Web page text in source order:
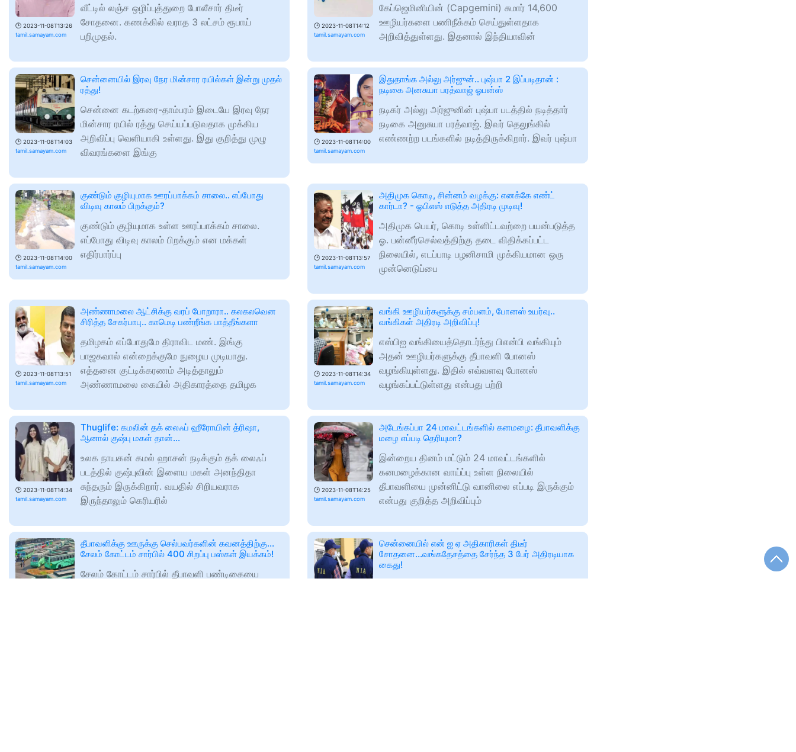
🕑 2023-11-08T13:26
tamil.samayam.com
வீட்டில் லஞ்ச ஒழிப்புத்துறை போலீசார் திடீர்
சோதனை. கணக்கில் வராத 3 லட்சம் ரூபாய்
பறிமுதல்.
🕑 2023-11-08T14:12
tamil.samayam.com
கேப்ஜெமினியின் (Capgemini) சுமார் 14,600
ஊழியர்களை பணிநீக்கம் செய்துள்ளதாக
அறிவித்துள்ளது. இதனால் இந்தியாவின்
🕑 2023-11-08T14:03
tamil.samayam.com
சென்னையில் இரவு நேர மின்சார ரயில்கள் இன்று முதல்
ரத்து!
சென்னை கடற்கரை-தாம்பரம் இடையே இரவு நேர
மின்சார ரயில் ரத்து செய்யப்படுவதாக முக்கிய
அறிவிப்பு வெளியாகி உள்ளது. இது குறித்து முழு
விவரங்களை இங்கு
🕑 2023-11-08T14:00
tamil.samayam.com
இதுதாங்க அல்லு அர்ஜுன்.. புஷ்பா 2 இப்படிதான் :
நடிகை அனசுயா பரத்வாஜ் ஓபன்ஸ்
நடிகர் அல்லு அர்ஜுனின் புஷ்பா படத்தில் நடித்தார்
நடிகை அனுசுயா பரத்வாஜ். இவர் தெலுங்கில்
எண்ணற்ற படங்களில் நடித்திருக்கிறார். இவர் புஷ்பா
🕑 2023-11-08T14:00
tamil.samayam.com
குண்டும் குழியுமாக ஊரப்பாக்கம் சாலை.. எப்போது
விடிவு காலம் பிறக்கும்?
குண்டும் குழியுமாக உள்ள ஊரப்பாக்கம் சாலை.
எப்போது விடிவு காலம் பிறக்கும் என மக்கள்
எதிர்பார்ப்பு
🕑 2023-11-08T13:57
tamil.samayam.com
அதிமுக கொடி, சின்னம் வழக்கு: எனக்கே எண்ட்
கார்டா? - ஓபிஎஸ் எடுத்த அதிரடி முடிவு!
அதிமுக பெயர், கொடி உள்ளிட்டவற்றை பயன்படுத்த
ஓ. பன்னீர்செல்வத்திற்கு தடை விதிக்கப்பட்ட
நிலையில், எடப்பாடி பழனிசாமி முக்கியமான ஒரு
முன்னெடுப்பை
🕑 2023-11-08T13:51
tamil.samayam.com
அண்ணாமலை ஆட்சிக்கு வரப் போறாரா.. கலகலவென
சிரித்த சேகர்பாபு.. காமெடி பண்றீங்க பாத்தீங்களா
தமிழகம் எப்போதுமே திராவிட மண். இங்கு
பாஜகவால் என்றைக்குமே நுழைய முடியாது.
எத்தனை குட்டிக்கரணம் அடித்தாலும்
அண்ணாமலை கையில் அதிகாரத்தை தமிழக
🕑 2023-11-08T14:34
tamil.samayam.com
வங்கி ஊழியர்களுக்கு சம்பளம், போனஸ் உயர்வு..
வங்கிகள் அதிரடி அறிவிப்பு!
எஸ்பிஐ வங்கியைத்தொடர்ந்து பிஎன்பி வங்கியும்
அதன் ஊழியர்களுக்கு தீபாவளி போனஸ்
வழங்கியுள்ளது. இதில் எவ்வளவு போனஸ்
வழங்கப்பட்டுள்ளது என்பது பற்றி
🕑 2023-11-08T14:34
tamil.samayam.com
Thuglife: கமலின் தக் லைஃப் ஹீரோயின் த்ரிஷா,
ஆனால் குஷ்பு மகள் தான்...
உலக நாயகன் கமல் ஹாசன் நடிக்கும் தக் லைஃப்
படத்தில் குஷ்புவின் இளைய மகள் அனந்திதா
சுந்தரும் இருக்கிறார். வயதில் சிறியவராக
இருந்தாலும் கெரியரில்
🕑 2023-11-08T14:25
tamil.samayam.com
அடேங்கப்பா 24 மாவட்டங்களில் கனமழை: தீபாவளிக்கு
மழை எப்படி தெரியுமா?
இன்றைய தினம் மட்டும் 24 மாவட்டங்களில்
கனமழைக்கான வாய்ப்பு உள்ள நிலையில்
தீபாவளியை முன்னிட்டு வானிலை எப்படி இருக்கும்
என்பது குறித்த அறிவிப்பும்
தீபாவளிக்கு ஊருக்கு செல்பவர்களின் கவனத்திற்கு...
சேலம் கோட்டம் சார்பில் 400 சிறப்பு பஸ்கள் இயக்கம்!
சேலம் கோட்டம் சார்பில் தீபாவளி பண்டிகையை
சென்னையில் என் ஐ ஏ அதிகாரிகள் திடீர்
சோதனை...வங்கதேசத்தை சேர்ந்த 3 பேர் அதிரடியாக
கைது!